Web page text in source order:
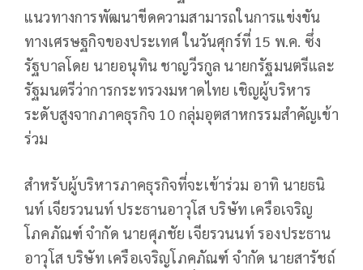
แนวทางการพัฒนาขีดความสามารถในการแข่งขัน
ทางเศรษฐกิจของประเทศ ในวันศุกร์ที่ 15 พ.ค. ซึ่ง
รัฐบาลโดย นายอนุทิน ชาญวีรกูล นายกรัฐมนตรีและ
รัฐมนตรีว่าการกระทรวงมหาดไทย เชิญผู้บริหาร
ระดับสูงจากภาคธุรกิจ 10 กลุ่มอุตสาหกรรมสำคัญเข้า
ร่วม
สำหรับผู้บริหารภาคธุรกิจที่จะเข้าร่วม อาทิ นายธนิ
นท์ เจียรวนนท์ ประธานอาวุโส บริษัท เครือเจริญ
โภคภัณฑ์ จำกัด นายศุภชัย เจียรวนนท์ รองประธาน
อาวุโส บริษัท เครือเจริญโภคภัณฑ์ จำกัด นายสารัชถ์